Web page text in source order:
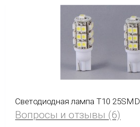
Светодиодная лампа T10 25SMD
Вопросы и отзывы (6)